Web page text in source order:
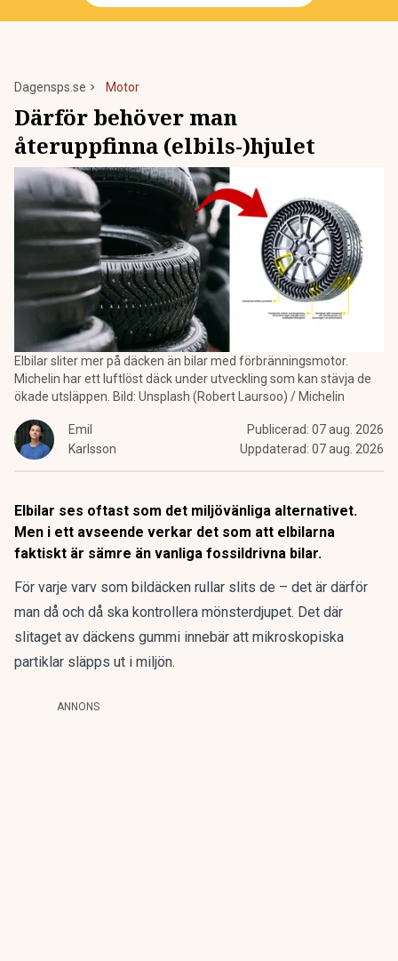
Dagensps.se Motor
Därför behöver man
återuppfinna (elbils-)hjulet
Elbilar sliter mer på däcken än bilar med förbränningsmotor.
Michelin har ett luftlöst däck under utveckling som kan stävja de
ökade utsläppen. Bild: Unsplash (Robert Laursoo) / Michelin
Emil
Karlsson
Publicerad: 07 aug. 2026
Uppdaterad: 07 aug. 2026
Elbilar ses oftast som det miljövänliga alternativet.
Men i ett avseende verkar det som att elbilarna
faktiskt är sämre än vanliga fossildrivna bilar.
För varje varv som bildäcken rullar slits de – det är därför
man då och då ska kontrollera mönsterdjupet. Det där
slitaget av däckens gummi innebär att mikroskopiska
partiklar släpps ut i miljön.
ANNONS